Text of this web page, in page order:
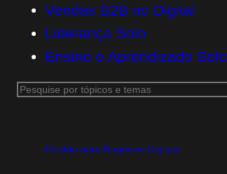
Vendas B2B no Digital
Liderança Solo
Ensino e Aprendizado Solo
Gestão para Negócios Digitais